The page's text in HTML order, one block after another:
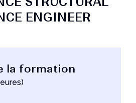
pour les utilisateurs de
ENGINEER
la formation